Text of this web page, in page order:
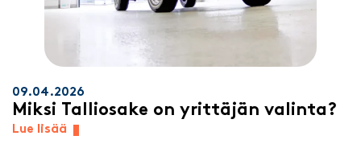
09.04.2026
Miksi Talliosake on yrittäjän valinta?
Lue lisää